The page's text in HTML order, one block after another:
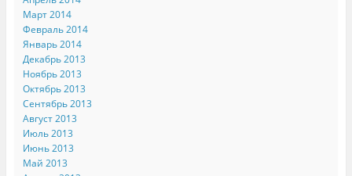
Март 2014
Февраль 2014
Январь 2014
Декабрь 2013
Ноябрь 2013
Октябрь 2013
Сентябрь 2013
Август 2013
Июль 2013
Июнь 2013
Май 2013